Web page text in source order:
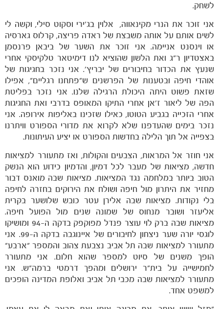
משחקים
ותוצאות
לשחק.
אני זוכר את הנרי מקינאווה, אלוין בג'ירי וסקוט סילי, וקשה לי
לשים אותם על אותה משבצת של ראדה פריצה, קרלוס גארסיה
או וינסנט אניימה. אני זוכר את השער של ביבאן פרנסמן
באצטדיון ר"ג ואת הלשון שהוציא לנו דימיטאר טלקיסקי אחרי
שנעץ את הכדור בחיבורים של יבריץ'. אני נזכר בחגיגות של
אוהדי חיפה ובטענות של הפרשנים ש"פתחנו רגליים", אפילו
שזאת פשוט היתה היכולת הרגילה שלנו. אני נזכר בפליטת
הפה של ליאור ז'אן אחרי התיקו המאופס בדרבי ואת החגיגות
אחרי הזכייה בגביע הטוטו, כאילו שזכינו באליפות אירופה. אני
נזכר בימים שהעדפנו שלא לקרוא את מדורי הספורט וויתרנו
בצפייה אל תוך הלילה בחדשות הספורט או יציע העיתונות.
אני חוזר אל המראות, הצבעים והקולות, ואז מתעורר למציאות
חדשה, מציאות של מעבר לכל דמיון, והדמיון כידוע הוא הנשק
הטוב ביותר במלחמה נגד המציאות. מציאות שבה מואנס דבור
מחזיר את היתרון מול חיפה ושולח את הירוקים בחזרה לחיפה
בלי נקודות. מציאות שבה אלירן עטר כובש שלושער בקרית
אליעזר ושובר מנחוס של שמונה שנים מול הפועל חיפה.
מציאות שבה ברק לוי עוצר פנדל מפוקפק בדקה ה-94 ומושיקו
לוגסי יורה שער ניצחון לחיבורים של איינוגבה בדקה ה-99. אני
מתעורר למציאות שבה תל אביב נצבעת צהוב והמספר "ארבע"
הופך משנים של סיוט למספר שהוא חלום. אני מתעורר
לחמישייה על בית"ר ירושלים ומהפך דרמטי ברמה"ש. אני
מתעורר למציאות שבה מכבי תל אביב ואלופת המדינה הופכים
למשפט אחד.